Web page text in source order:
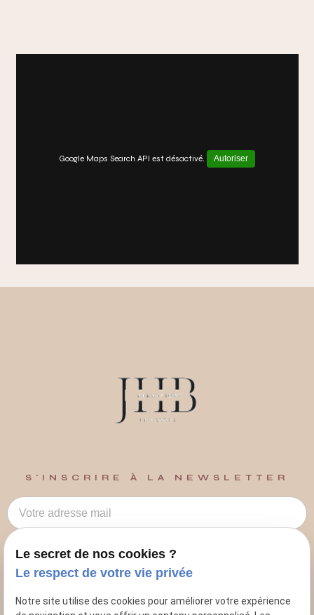
Google Maps Search API est désactivé. Autoriser
S'INSCRIRE À LA NEWSLETTER
0609280877
Le secret de nos cookies ?
Le respect de votre vie privée
Notre site utilise des cookies pour améliorer votre expérience